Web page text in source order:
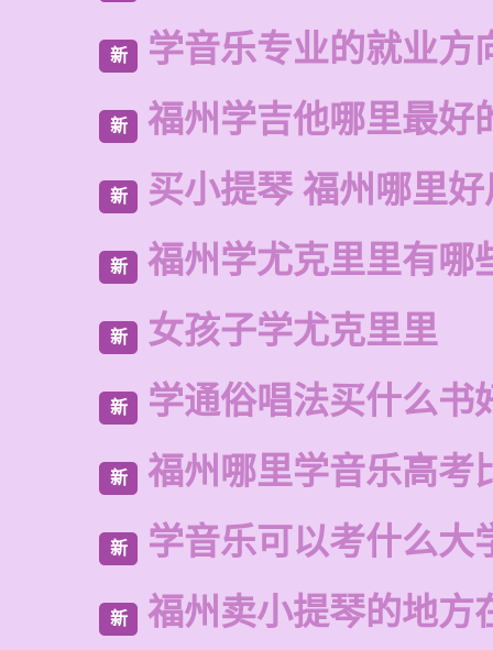
新 学音乐专业的就业方
新 福州学吉他哪里最好
新 买小提琴 福州哪里
新 福州学尤克里里有哪
新 女孩子学尤克里里
新 学通俗唱法买什么书
新 福州哪里学音乐高考
新 学音乐可以考什么大
新 福州卖小提琴的地方